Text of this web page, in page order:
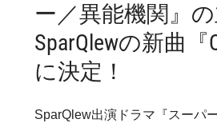
ー／異能機関』
SparQlewの新曲『
に決定！
SparQlew出演ドラマ『スーパ